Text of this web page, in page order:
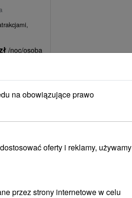
/noc/osoba
na obowiązujące prawo
oferty i reklamy, używamy
przez strony internetowe w celu